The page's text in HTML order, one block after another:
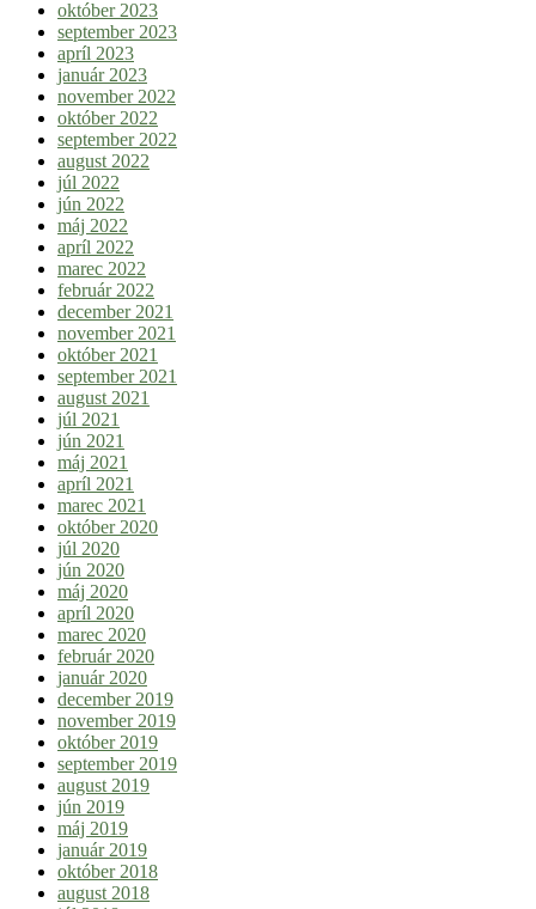
október 2023
september 2023
apríl 2023
január 2023
november 2022
október 2022
september 2022
august 2022
júl 2022
jún 2022
máj 2022
apríl 2022
marec 2022
február 2022
december 2021
november 2021
október 2021
september 2021
august 2021
júl 2021
jún 2021
máj 2021
apríl 2021
marec 2021
október 2020
júl 2020
jún 2020
máj 2020
apríl 2020
marec 2020
február 2020
január 2020
december 2019
november 2019
október 2019
september 2019
august 2019
jún 2019
máj 2019
január 2019
október 2018
august 2018